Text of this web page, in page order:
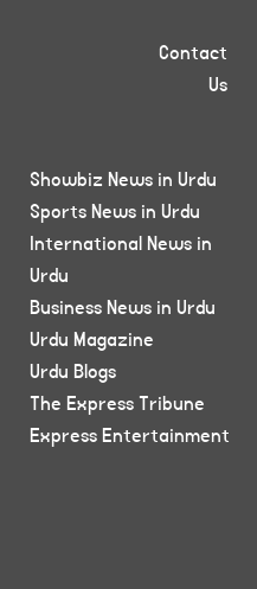
Contact
Us
Showbiz News in Urdu
Sports News in Urdu
International News in
Urdu
Business News in Urdu
Urdu Magazine
Urdu Blogs
The Express Tribune
Express Entertainment